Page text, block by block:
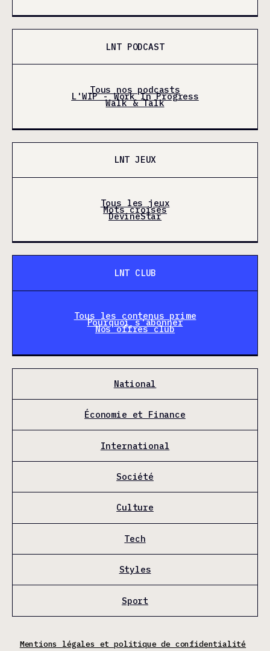
LNT PODCAST
Tous nos podcasts
L'WIP - Work In Progress
Walk & Talk
LNT JEUX
Tous les jeux
Mots croisés
DevineStar
LNT CLUB
Tous les contenus prime
Pourquoi s'abonner
Nos offres club
National
Économie et Finance
International
Société
Culture
Tech
Styles
Sport
Mentions légales et politique de confidentialité